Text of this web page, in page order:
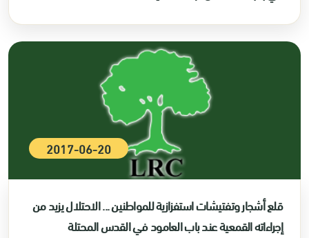
2017-06-20
قلع أشجار وتفتيشات استفزازية للمواطنين ... الاحتلال يزيد من
إجراءاته القمعية عند باب العامود في القدس المحتلة